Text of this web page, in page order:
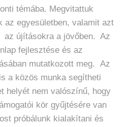
témába. Megvitattuk
az egyesületben, valamit azt
újításokra a jövőben. Az
fejlesztése és az
mutatkozott meg. Az
a közös munka segítheti
helyét nem valószínű, hogy
kör gyűjtésére van
próbálunk kialakítani és